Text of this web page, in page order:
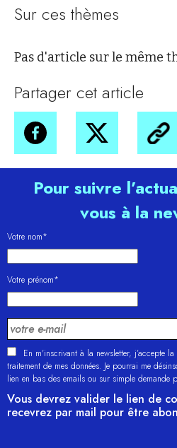
Sur ces thèmes
Pas d'article sur le même
Partager cet article
Pour suivre
vous à la
Votre nom*
Votre prénom*
En m'inscrivant à la newsletter, j’accepte la
traitement de mes données. Je pourrai me
lien en bas des emails ou sur simple
Vous devrez valider le lien de
recevrez par mail pour être